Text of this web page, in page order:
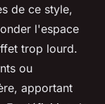
de ce style,
l'espace
trop lourd.
ou
apportant